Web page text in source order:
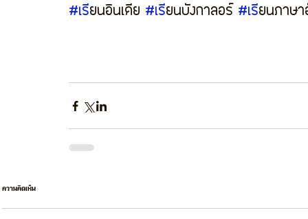
#เรียนอินเดีย #เรียนบังกาลอร์ #เรยนภาษ
ความคิดเห็น